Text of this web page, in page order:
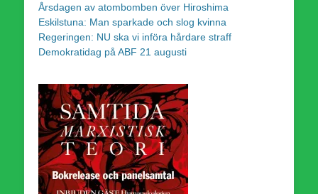
Årsdagen av atombomben över Hiroshima
Eskilstuna: Man sparkade och slog kvinna
Regeringen: NU ska vi införa hårdare straff
Demokratidag på ABF 21 augusti